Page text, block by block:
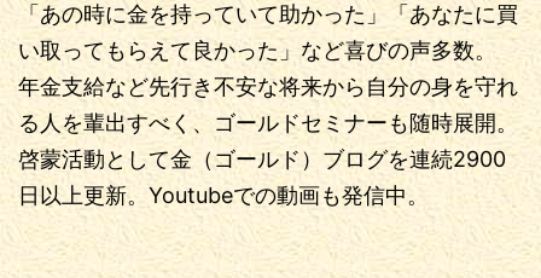
「あの時に金を持っていて助かった」「あなたに買
い取ってもらえて良かった」など喜びの声多数。
年金支給など先行き不安な将来から自分の身を守れ
る人を輩出すべく、ゴールドセミナーも随時展開。
啓蒙活動として金（ゴールド）ブログを連続2900
日以上更新。Youtubeでの動画も発信中。